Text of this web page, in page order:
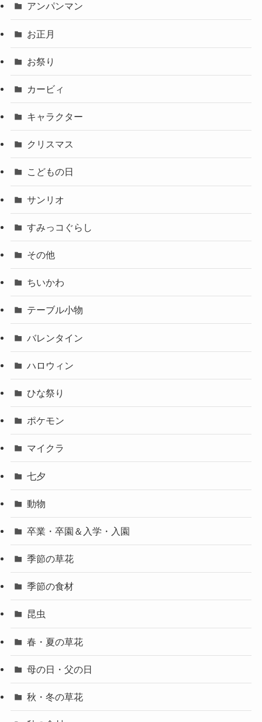
アンパンマン
お正月
お祭り
カービィ
キャラクター
クリスマス
こどもの日
サンリオ
すみっコぐらし
その他
ちいかわ
テーブル小物
バレンタイン
ハロウィン
ひな祭り
ポケモン
マイクラ
七夕
動物
卒業・卒園＆入学・入園
季節の草花
季節の食材
昆虫
春・夏の草花
母の日・父の日
秋・冬の草花